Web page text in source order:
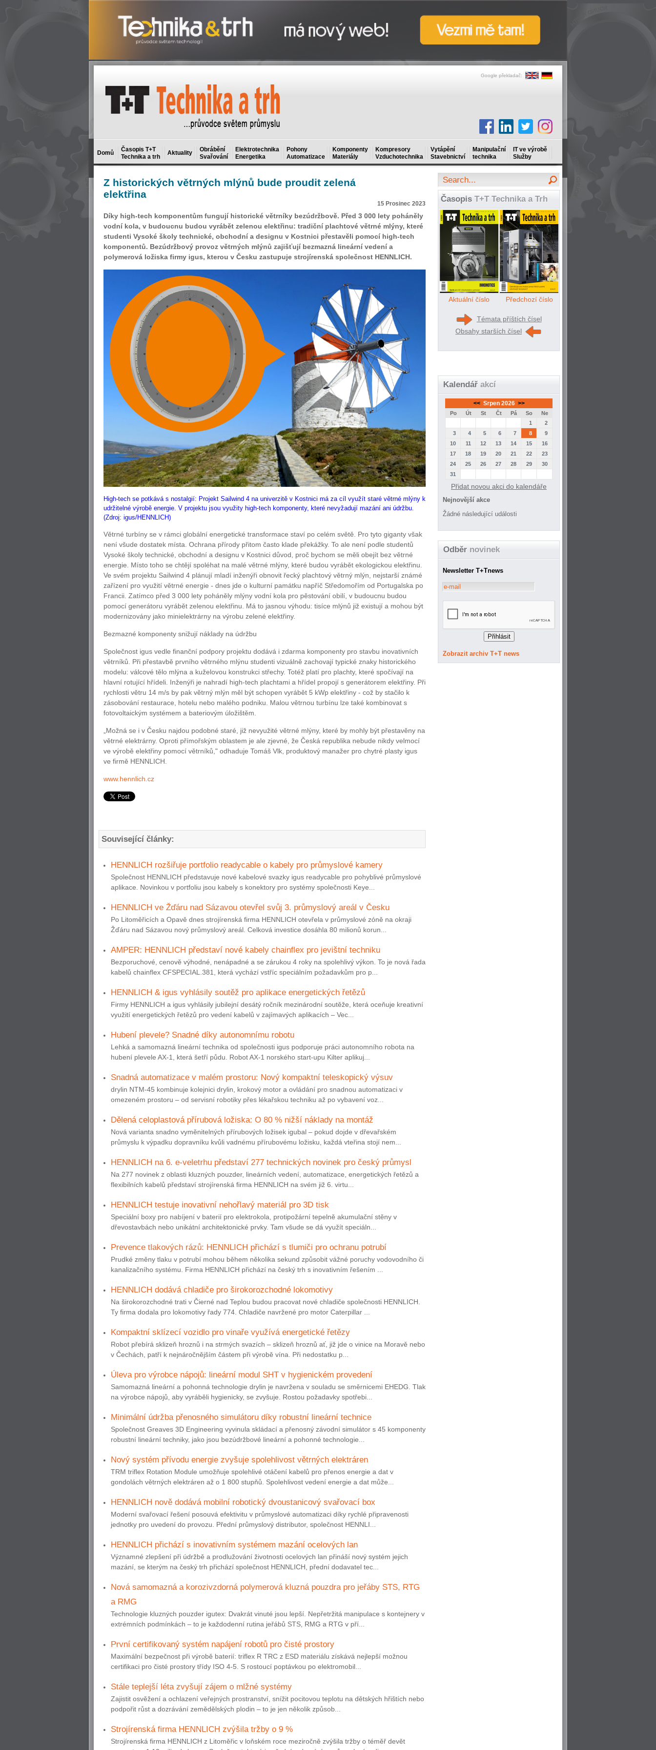
Google překladač:
Domů
Časopis T+T
Technika a trh
Aktuality
Obrábění
Svařování
Elektrotechnika
Energetika
Pohony
Automatizace
Komponenty
Materiály
Kompresory
Vzduchotechnika
Vytápění
Stavebnictví
Manipulační
technika
IT ve výrobě
Služby
Z historických větrných mlýnů bude proudit zelená
elektřina
15 Prosinec 2023
Díky high-tech komponentům fungují historické větrníky bezúdržbově. Před 3 000 lety poháněly
vodní kola, v budoucnu budou vyrábět zelenou elektřinu: tradiční plachtové větrné mlýny, které
studenti Vysoké školy technické, obchodní a designu v Kostnici přestavěli pomocí high-tech
komponentů. Bezúdržbový provoz větrných mlýnů zajišťují bezmazná lineární vedení a
polymerová ložiska firmy igus, kterou v Česku zastupuje strojírenská společnost HENNLICH.
High-tech se potkává s nostalgií: Projekt Sailwind 4 na univerzitě v Kostnici má za cíl využít staré větrné mlýny k
udržitelné výrobě energie. V projektu jsou využity high-tech komponenty, které nevyžadují mazání ani údržbu.
(Zdroj: igus/HENNLICH)
Větrné turbíny se v rámci globální energetické transformace staví po celém světě. Pro tyto giganty však
není všude dostatek místa. Ochrana přírody přitom často klade překážky. To ale není podle studentů
Vysoké školy technické, obchodní a designu v Kostnici důvod, proč bychom se měli obejít bez větrné
energie. Místo toho se chtějí spoléhat na malé větrné mlýny, které budou vyrábět ekologickou elektřinu.
Ve svém projektu Sailwind 4 plánují mladí inženýři obnovit řecký plachtový větrný mlýn, nejstarší známé
zařízení pro využití větrné energie - dnes jde o kulturní památku napříč Středomořím od Portugalska po
Francii. Zatímco před 3 000 lety poháněly mlýny vodní kola pro pěstování obilí, v budoucnu budou
pomocí generátoru vyrábět zelenou elektřinu. Má to jasnou výhodu: tisíce mlýnů již existují a mohou být
modernizovány jako minielektrárny na výrobu zelené elektřiny.
Bezmazné komponenty snižují náklady na údržbu
Společnost igus vedle finanční podpory projektu dodává i zdarma komponenty pro stavbu inovativních
větrníků. Při přestavbě prvního větrného mlýnu studenti vizuálně zachovají typické znaky historického
modelu: válcové tělo mlýna a kuželovou konstrukci střechy. Totéž platí pro plachty, které spočívají na
hlavní rotující hřídeli. Inženýři je nahradí high-tech plachtami a hřídel propojí s generátorem elektřiny. Při
rychlosti větru 14 m/s by pak větrný mlýn měl být schopen vyrábět 5 kWp elektřiny - což by stačilo k
zásobování restaurace, hotelu nebo malého podniku. Malou větrnou turbínu lze také kombinovat s
fotovoltaickým systémem a bateriovým úložištěm.
„Možná se i v Česku najdou podobné staré, již nevyužité větrné mlýny, které by mohly být přestavěny na
větrné elektrárny. Oproti přímořským oblastem je ale zjevné, že Česká republika nebude nikdy velmocí
ve výrobě elektřiny pomocí větrníků," odhaduje Tomáš Vlk, produktový manažer pro chytré plasty igus
ve firmě HENNLICH.
www.hennlich.cz
Související články:
HENNLICH rozšiřuje portfolio readycable o kabely pro průmyslové kamery
Společnost HENNLICH představuje nové kabelové svazky igus readycable pro pohyblivé průmyslové
aplikace. Novinkou v portfoliu jsou kabely s konektory pro systémy společnosti Keye...
HENNLICH ve Žďáru nad Sázavou otevřel svůj 3. průmyslový areál v Česku
Po Litoměřicích a Opavě dnes strojírenská firma HENNLICH otevřela v průmyslové zóně na okraji
Žďáru nad Sázavou nový průmyslový areál. Celková investice dosáhla 80 milionů korun...
AMPER: HENNLICH představí nové kabely chainflex pro jevištní techniku
Bezporuchové, cenově výhodné, nenápadné a se zárukou 4 roky na spolehlivý výkon. To je nová řada
kabelů chainflex CFSPECIAL.381, která vychází vstříc speciálním požadavkům pro p...
HENNLICH & igus vyhlásily soutěž pro aplikace energetických řetězů
Firmy HENNLICH a igus vyhlásily jubilejní desátý ročník mezinárodní soutěže, která oceňuje kreativní
využití energetických řetězů pro vedení kabelů v zajímavých aplikacích – Vec...
Hubení plevele? Snadné díky autonomnímu robotu
Lehká a samomazná lineární technika od společnosti igus podporuje práci autonomního robota na
hubení plevele AX-1, která šetří půdu. Robot AX-1 norského start-upu Kilter aplikuj...
Snadná automatizace v malém prostoru: Nový kompaktní teleskopický výsuv
drylin NTM-45 kombinuje kolejnici drylin, krokový motor a ovládání pro snadnou automatizaci v
omezeném prostoru – od servisní robotiky přes lékařskou techniku až po vybavení voz...
Dělená celoplastová přírubová ložiska: O 80 % nižší náklady na montáž
Nová varianta snadno vyměnitelných přírubových ložisek igubal – pokud dojde v dřevařském
průmyslu k výpadku dopravníku kvůli vadnému přírubovému ložisku, každá vteřina stojí nem...
HENNLICH na 6. e-veletrhu představí 277 technických novinek pro český průmysl
Na 277 novinek z oblasti kluzných pouzder, lineárních vedení, automatizace, energetických řetězů a
flexibilních kabelů představí strojírenská firma HENNLICH na svém již 6. virtu...
HENNLICH testuje inovativní nehořlavý materiál pro 3D tisk
Speciální boxy pro nabíjení v baterií pro elektrokola, protipožární tepelně akumulační stěny v
dřevostavbách nebo unikátní architektonické prvky. Tam všude se dá využít speciáln...
Prevence tlakových rázů: HENNLICH přichází s tlumiči pro ochranu potrubí
Prudké změny tlaku v potrubí mohou během několika sekund způsobit vážné poruchy vodovodního či
kanalizačního systému. Firma HENNLICH přichází na český trh s inovativním řešením ...
HENNLICH dodává chladiče pro širokorozchodné lokomotivy
Na širokorozchodné trati v Čierné nad Teplou budou pracovat nové chladiče společnosti HENNLICH.
Ty firma dodala pro lokomotivy řady 774. Chladiče navržené pro motor Caterpillar ...
Kompaktní sklízecí vozidlo pro vinaře využívá energetické řetězy
Robot přebírá sklizeň hroznů i na strmých svazích – sklizeň hroznů ať, již jde o vinice na Moravě nebo
v Čechách, patří k nejnáročnějším částem při výrobě vína. Při nedostatku p...
Úleva pro výrobce nápojů: lineární modul SHT v hygienickém provedení
Samomazná lineární a pohonná technologie drylin je navržena v souladu se směrnicemi EHEDG. Tlak
na výrobce nápojů, aby vyráběli hygienicky, se zvyšuje. Rostou požadavky spotřebi...
Minimální údržba přenosného simulátoru díky robustní lineární technice
Společnost Greaves 3D Engineering vyvinula skládací a přenosný závodní simulátor s 45 komponenty
robustní lineární techniky, jako jsou bezúdržbové lineární a pohonné technologie...
Nový systém přívodu energie zvyšuje spolehlivost větrných elektráren
TRM triflex Rotation Module umožňuje spolehlivé otáčení kabelů pro přenos energie a dat v
gondolách větrných elektráren až o 1 800 stupňů. Spolehlivost vedení energie a dat může...
HENNLICH nově dodává mobilní robotický dvoustanicový svařovací box
Moderní svařovací řešení posouvá efektivitu v průmyslové automatizaci díky rychlé připravenosti
jednotky pro uvedení do provozu. Přední průmyslový distributor, společnost HENNLI...
HENNLICH přichází s inovativním systémem mazání ocelových lan
Významné zlepšení při údržbě a prodlužování životnosti ocelových lan přináší nový systém jejich
mazání, se kterým na český trh přichází společnost HENNLICH, přední dodavatel tec...
Nová samomazná a korozivzdorná polymerová kluzná pouzdra pro jeřáby STS, RTG
a RMG
Technologie kluzných pouzder igutex: Dvakrát vinuté jsou lepší. Nepřetržitá manipulace s kontejnery v
extrémních podmínkách – to je každodenní rutina jeřábů STS, RMG a RTG v pří...
První certifikovaný systém napájení robotů pro čisté prostory
Maximální bezpečnost při výrobě baterií: triflex R TRC z ESD materiálu získává nejlepší možnou
certifikaci pro čisté prostory třídy ISO 4-5. S rostoucí poptávkou po elektromobil...
Stále teplejší léta zvyšují zájem o mlžné systémy
Zajistit osvěžení a ochlazení veřejných prostranství, snížit pocitovou teplotu na dětských hřištích nebo
podpořit růst a dozrávání zemědělských plodin – to je jen několik způsob...
Strojírenská firma HENNLICH zvýšila tržby o 9 %
Strojírenská firma HENNLICH z Litoměřic v loňském roce meziročně zvýšila tržby o téměř devět
Časopis T+T Technika a Trh
Aktuální číslo Předchozí číslo
Témata příštích čísel
Obsahy starších čísel
Kalendář akcí
<< Srpen 2026 >>
Po Út St Čt Pá So
Ne
1
2
3
4 5 6 7 8
9
10
11 12 13 14 15
16
17
18 19 20 21 22
23
24
25 26 27 28 29
30
31
Přidat novou akci do kalendáře
Nejnovější akce
Žádné následující události
Odběr novinek
Newsletter T+Tnews
Zobrazit archiv T+T news